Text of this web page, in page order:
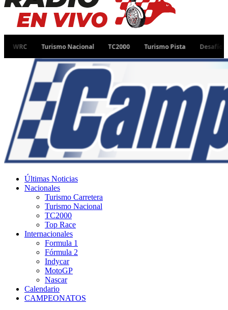
Turismo Nacional TC2000 Turismo Pista Desafío Ruta 40
Últimas Noticias
Nacionales
Turismo Carretera
Turismo Nacional
TC2000
Top Race
Internacionales
Formula 1
Fórmula 2
Indycar
MotoGP
Nascar
Calendario
CAMPEONATOS